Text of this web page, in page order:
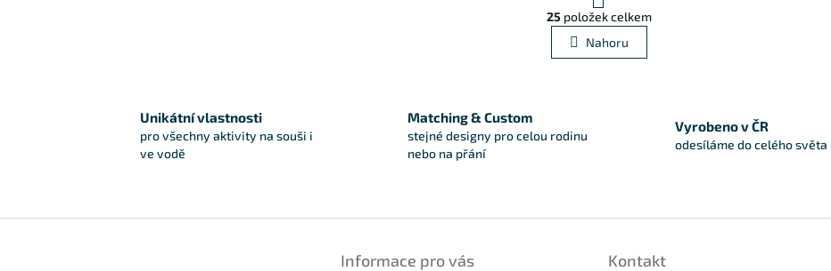
Ovládací prvky výpisu
25 položek celkem
Nahoru
Unikátní vlastnosti
pro všechny aktivity na souši i
ve vodě
Matching & Custom
stejné designy pro celou rodinu
nebo na přání
Vyrobeno v ČR
odesíláme do celého světa
Informace pro vás Kontakt